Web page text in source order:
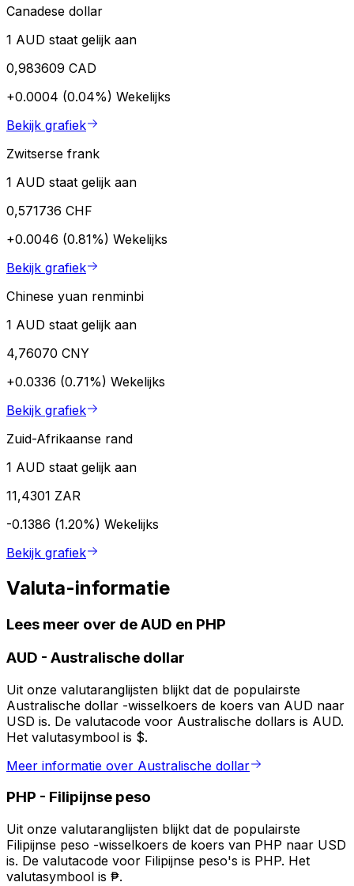
Canadese dollar
1 AUD staat gelijk aan
0,983609 CAD
+0.0004 (0.04%) Wekelijks
Bekijk grafiek
Zwitserse frank
1 AUD staat gelijk aan
0,571736 CHF
+0.0046 (0.81%) Wekelijks
Bekijk grafiek
Chinese yuan renminbi
1 AUD staat gelijk aan
4,76070 CNY
+0.0336 (0.71%) Wekelijks
Bekijk grafiek
Zuid-Afrikaanse rand
1 AUD staat gelijk aan
11,4301 ZAR
-0.1386 (1.20%) Wekelijks
Bekijk grafiek
Valuta-informatie
Lees meer over de AUD en PHP
AUD - Australische dollar
Uit onze valutaranglijsten blijkt dat de populairste
Australische dollar -wisselkoers de koers van AUD naar
USD is. De valutacode voor Australische dollars is AUD.
Het valutasymbool is $.
Meer informatie over Australische dollar
PHP - Filipijnse peso
Uit onze valutaranglijsten blijkt dat de populairste
Filipijnse peso -wisselkoers de koers van PHP naar USD
is. De valutacode voor Filipijnse peso's is PHP. Het
valutasymbool is ₱.